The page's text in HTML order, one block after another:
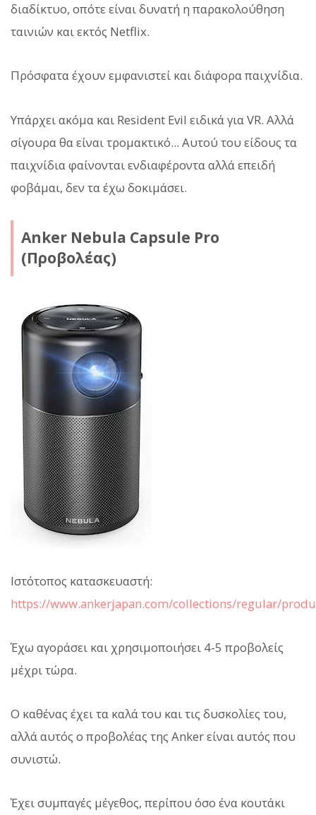
διαδίκτυο, οπότε είναι δυνατή η παρακολούθηση
ταινιών και εκτός Netflix.
Πρόσφατα έχουν εμφανιστεί και διάφορα παιχνίδια.
Υπάρχει ακόμα και Resident Evil ειδικά για VR. Αλλά
σίγουρα θα είναι τρομακτικό... Αυτού του είδους τα
παιχνίδια φαίνονται ενδιαφέροντα αλλά επειδή
φοβάμαι, δεν τα έχω δοκιμάσει.
Anker Nebula Capsule Pro
(Προβολέας)
Ιστότοπος κατασκευαστή:
https://www.ankerjapan.com/collections/regular/
Έχω αγοράσει και χρησιμοποιήσει 4-5 προβολείς
μέχρι τώρα.
Ο καθένας έχει τα καλά του και τις δυσκολίες του,
αλλά αυτός ο προβολέας της Anker είναι αυτός που
συνιστώ.
Έχει συμπαγές μέγεθος, περίπου όσο ένα κουτάκι